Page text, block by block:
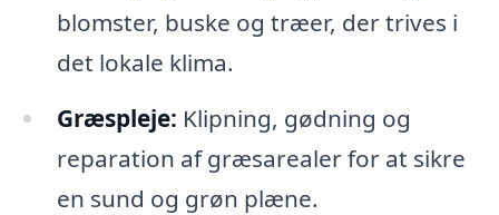
blomster, buske og træer, der trives i
det lokale klima.
Græspleje: Klipning, gødning og
reparation af græsarealer for at sikre
en sund og grøn plæne.